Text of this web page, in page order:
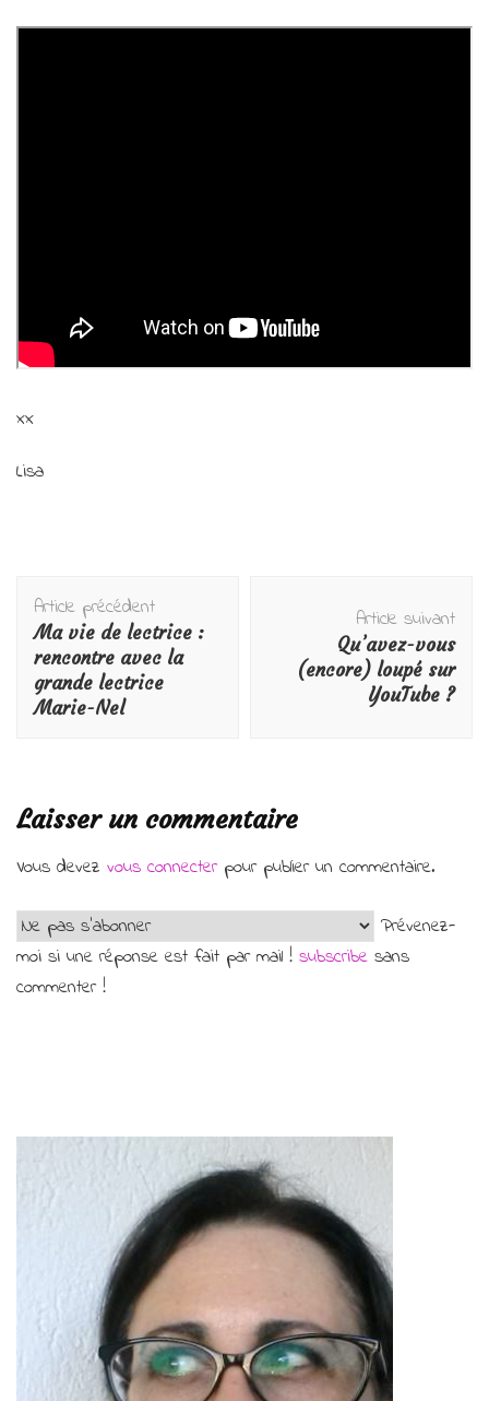
xx
Lisa
Navigation
d'article
Article précédent
Ma vie de lectrice :
rencontre avec la
grande lectrice
Marie-Nel
Article suivant
Qu’avez-vous
(encore) loupé sur
YouTube ?
Laisser un commentaire
Vous devez vous connecterpour publier un commentaire.
Prévenez-
moi si une réponse est fait par mail ! subscribe sans
commenter !